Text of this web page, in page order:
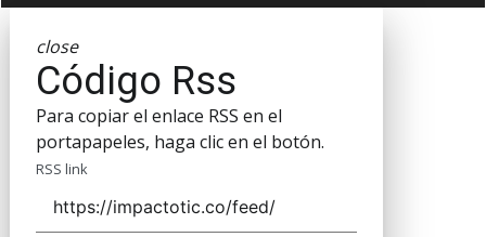
close
Código Rss
Para copiar el enlace RSS en el
portapapeles, haga clic en el botón.
RSS link